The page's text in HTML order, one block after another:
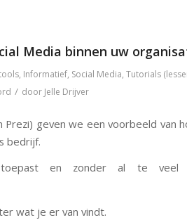
Media binnen uw
, Informatief, Social Media, Tutorials
/ door Jelle Drijver
geven we een voorbeeld van
bedrijf.
en zonder al te veel
wat je er van vindt.